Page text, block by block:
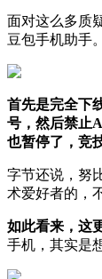
面对这么多质
豆包手机助手。
首先是完全下
号，然后禁止
也暂停了，竞
字节还说，努
术爱好者的，
如此看来，这
手机，其实是